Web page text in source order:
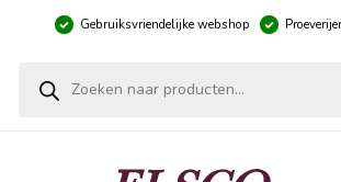
Gebruiksvriendelijke webshop